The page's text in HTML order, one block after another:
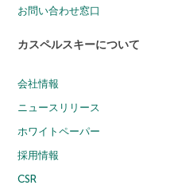
お問い合わせ窓口
カスペルスキーについて
会社情報
ニュースリリース
ホワイトペーパー
採用情報
CSR